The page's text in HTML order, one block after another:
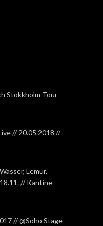
Stokkholm Tour
// 20.05.2018 //
Lemur,
// Kantine
// @Soho Stage